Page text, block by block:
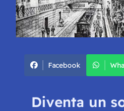
Facebook
Diventa un